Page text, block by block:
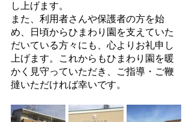
し上げます。
また、利用者さんや保護者の方を始
め、日頃からひまわり園を支えていた
だいている方々にも、心よりお礼申し
上げます。これからもひまわり園を暖
かく見守っていただき、ご指導・ご鞭
撻いただければ幸いです。